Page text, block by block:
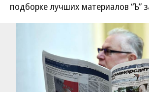
подборке лучших материалов “Ъ”